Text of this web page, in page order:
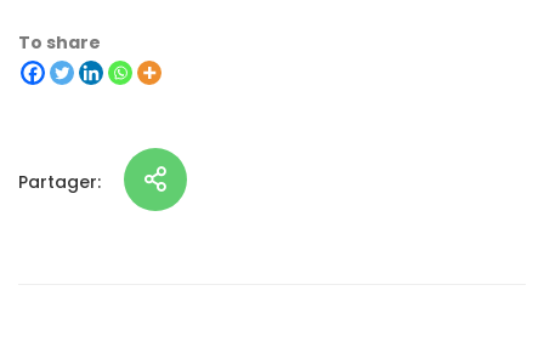
To share
Partager: